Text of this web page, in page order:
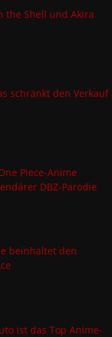
the Shell und Akira
schränkt den Verkauf
Piece-Anime
DBZ-Parodie
beinhaltet den
ist das Top Anime-